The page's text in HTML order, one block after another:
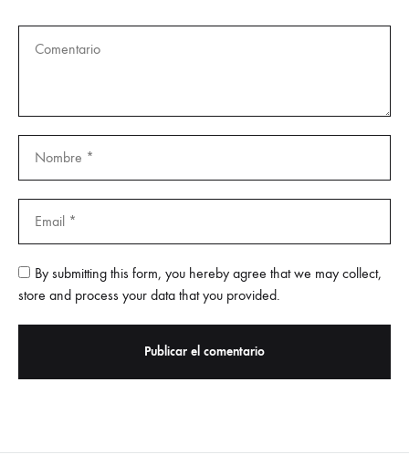
By submitting this form, you hereby agree that we may collect,
store and process your data that you provided.